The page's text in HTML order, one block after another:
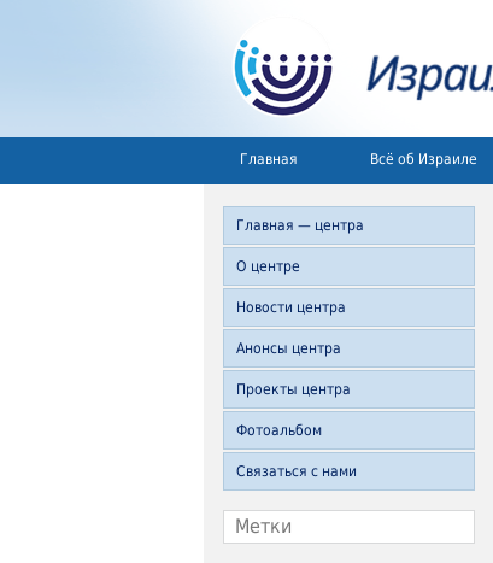
Главная Всё об Израиле
Главная — центра
О центре
Новости центра
Анонсы центра
Проекты центра
Фотоальбом
Связаться с нами
Метки